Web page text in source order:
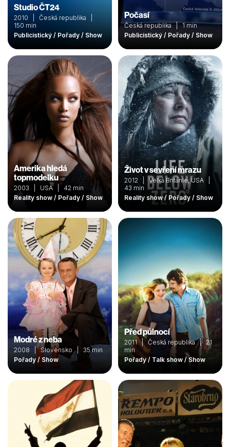
Studio ČT24
2010 | Česká republika |
150 min
Publicistický / Pořady / Show
Počasí
Česká republika | 1 min
Publicistický / Pořady / Show
Amerika hledá
topmodelku
2003 | USA | 42 min
Reality show / Pořady / Show
Život v sevření mrazu
2012 | Velká Británie, USA |
43 min
Reality show / Pořady / Show
Modré z neba
2008 | Slovensko | 35 min
Pořady / Show
Před půlnocí
2011 | Česká republika | 21
min
Pořady / Talk show / Show